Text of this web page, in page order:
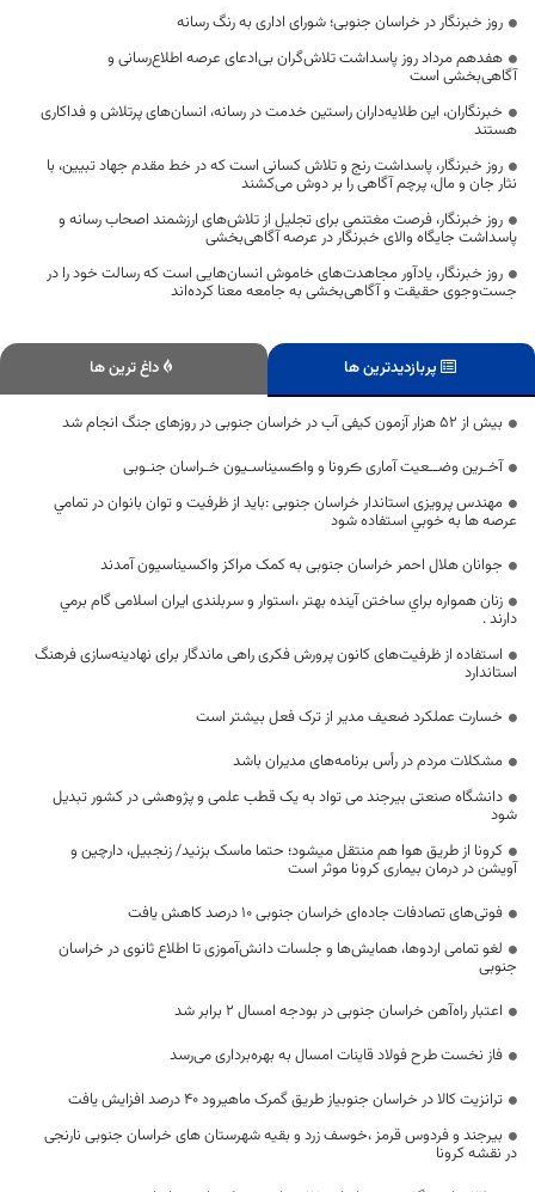
روز خبرنگار در خراسان جنوبی؛ شورای اداری به رنگ رسانه
هفدهم مرداد روز پاسداشت تلاش‌گران بی‌ادعای عرصه اطلاع‌رسانی و
آگاهی‌بخشی است
خبرنگاران، این طلایه‌داران راستین خدمت در رسانه، انسان‌های پرتلاش و فداکاری
هستند
روز خبرنگار، پاسداشت رنج و تلاش کسانی است که در خط مقدم جهاد تبیین، با
نثار جان و مال، پرچم آگاهی را بر دوش می‌کشند
روز خبرنگار، فرصت مغتنمی برای تجلیل از تلاش‌های ارزشمند اصحاب رسانه و
پاسداشت جایگاه والای خبرنگار در عرصه آگاهی‌بخشی
روز خبرنگار، یادآور مجاهدت‌های خاموش انسان‌هایی است که رسالت خود را در
جست‌وجوی حقیقت و آگاهی‌بخشی به جامعه معنا کرده‌اند
پربازدیدترین ها داغ ترین ها
بیش از ۵۲ هزار آزمون کیفی آب در خراسان جنوبی در روزهای جنگ انجام شد
آخـرین وضــعیت آماری ڪرونا و واڪسیناسـیون خـراسان جنـوبی
مهندس پرویزی استاندار خراسان جنوبی :بايد از ظرفيت و توان بانوان در تمامي
عرصه ها به خوبي استفاده شود
جوانان هلال احمر خراسان جنوبی به کمک مراکز واکسیناسیون آمدند
زنان همواره براي ساختن آينده بهتر ،استوار و سربلندی ایران اسلامی گام برمي
دارند .
استفاده از ظرفیت‌های کانون پرورش فکری راهی ماندگار برای نهادینه‌سازی فرهنگ
استاندارد
خسارت عملکرد ضعیف مدیر از ترک فعل بیشتر است
مشکلات مردم در رأس برنامه‌های مدیران باشد
دانشگاه صنعتی بیرجند می تواد به یک قطب علمی و پژوهشی در کشور تبدیل
شود
کرونا از طریق هوا هم منتقل میشود؛ حتما ماسک بزنيد/ زنجبیل، دارچین و
آویشن در درمان بیماری کرونا موثر است
فوتی‌های تصادفات جاده‌ای خراسان جنوبی ۱۰ درصد کاهش یافت
لغو تمامی اردوها، همایش‌ها و جلسات دانش‌آموزی تا اطلاع ثانوی در خراسان
جنوبی
اعتبار راه‌آهن خراسان جنوبی در بودجه امسال ۲ برابر شد
فاز نخست طرح فولاد قاینات امسال به بهره‌برداری می‌رسد
ترانزیت کالا در خراسان جنوبیاز طریق گمرک ماهیرود ۴۰ درصد افزایش یافت
بیرجند و فردوس قرمز ،خوسف زرد و بقیه شهرستان های خراسان جنوبی نارنجی
در نقشه کرونا